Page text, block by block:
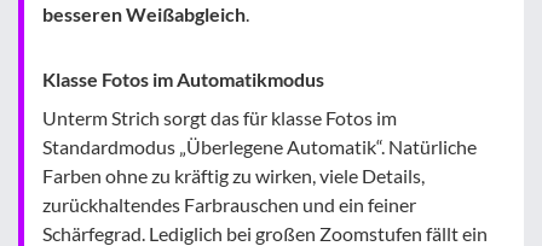
besseren Weißabgleich.
Klasse Fotos im Automatikmodus
Unterm Strich sorgt das für klasse Fotos im
Standardmodus „Überlegene Automatik“. Natürliche
Farben ohne zu kräftig zu wirken, viele Details,
zurückhaltendes Farbrauschen und ein feiner
Schärfegrad. Lediglich bei großen Zoomstufen fällt ein